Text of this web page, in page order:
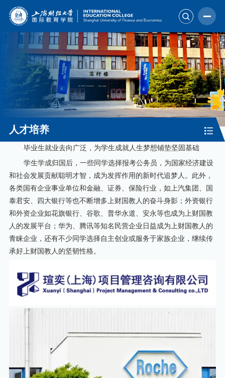
人才培养
毕业生就业去向广泛，为学生成就人生梦想铺垫坚固基础
学生学成归国后，一些同学选择报考公务员，为国家经济建设
和社会发展贡献聪明才智，成为发挥作用的新时代追梦人。此外，
各类国有企业事业单位和金融、证券、保险行业，如上汽集团、国
泰君安、四大银行等也不断增多上财国教人的奋斗身影；外资银行
和外资企业如花旗银行、谷歌、普华永道、安永等也成为上财国教
人的发展平台；华为、腾讯等知名民营企业日益成为上财国教人的
青睐企业，还有不少同学选择自主创业或服务于家族企业，继续传
承好上财国教人的坚韧性格。